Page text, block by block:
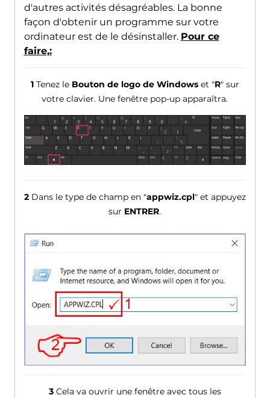
d'autres activités désagréables. La bonne
façon d'obtenir un programme sur votre
ordinateur est de le désinstaller. Pour ce
faire,:
1Tenez le Bouton de logo de Windowset "R" sur
votre clavier. Une fenêtre pop-up apparaîtra.
2Dans le type de champ en "appwiz.cpl" et appuyez
sur ENTRER.
3Cela va ouvrir une fenêtre avec tous les